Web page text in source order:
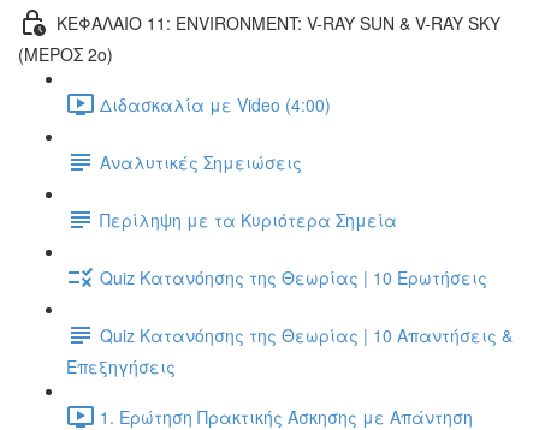
ΚΕΦΑΛΑΙΟ 11: ENVIRONMENT: V-RAY SUN & V-RAY SKY
(ΜΕΡΟΣ 2ο)
Διδασκαλία με Video (4:00)
Αναλυτικές Σημειώσεις
Περίληψη με τα Κυριότερα Σημεία
Quiz Κατανόησης της Θεωρίας | 10 Ερωτήσεις
Quiz Κατανόησης της Θεωρίας | 10 Απαντήσεις &
Επεξηγήσεις
1. Ερώτηση Πρακτικής Άσκησης με Απάντηση